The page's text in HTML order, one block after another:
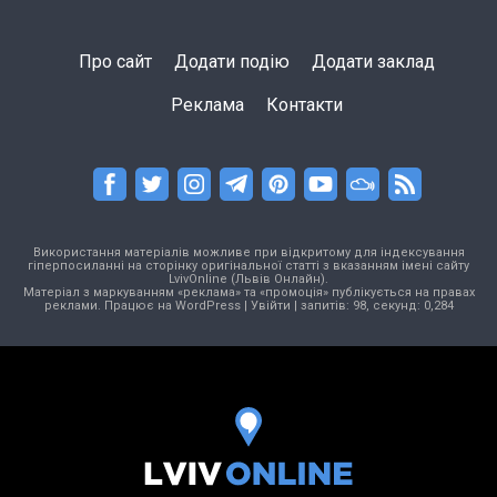
Про сайт Додати подію Додати заклад
Реклама Контакти
Використання матеріалів можливе при відкритому для індексування
гіперпосиланні на сторінку оригінальної статті з вказанням імені сайту
LvivOnline (Львів Онлайн).
Матеріал з маркуванням «реклама» та «промоція» публікується на правах
реклами. Працює на WordPress| Увійти | запитів: 98, секунд: 0,284